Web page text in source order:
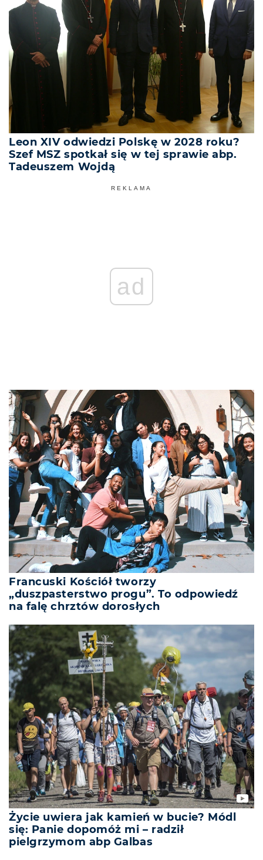
Leon XIV odwiedzi Polskę w 2028 roku?
Szef MSZ spotkał się w tej sprawie abp.
Tadeuszem Wojdą
REKLAMA
ad
Francuski Kościół tworzy
„duszpasterstwo progu”. To odpowiedź
na falę chrztów dorosłych
Życie uwiera jak kamień w bucie? Módl
się: Panie dopomóż mi – radził
pielgrzymom abp Galbas